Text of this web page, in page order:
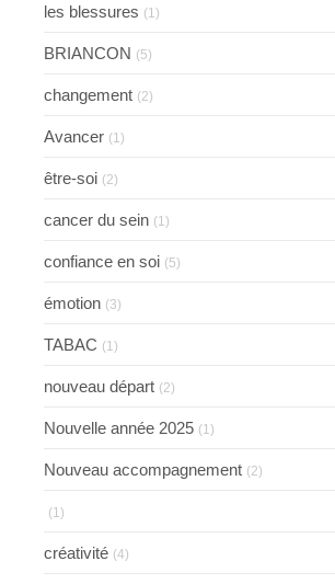
les blessures (1)
BRIANCON (5)
changement (2)
Avancer (1)
être-soi (2)
cancer du sein (1)
confiance en soi (5)
émotion (3)
TABAC (1)
nouveau départ (2)
Nouvelle année 2025 (1)
Nouveau accompagnement (2)
(1)
créativité (4)